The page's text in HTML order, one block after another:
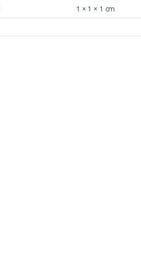
1 × 1 × 1 cm